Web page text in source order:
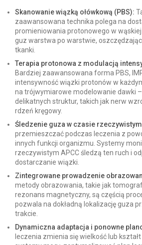
Skanowanie wiązką ołówkową (PBS):
zaawansowana technika polega na
promieniowania protonowego w wąskiej
guz warstwa po warstwie,
tkanki.
Terapia protonowa z modulacją
Bardziej zaawansowana forma PBS,
intensywność wiązki protonów w
na trójwymiarowe modelowanie dawki
delikatnych struktur, takich jak nerw
rdzeń kręgowy.
Śledzenie guza w czasie
przemieszczać podczas leczenia z
innych funkcji organizmu. Systemy
rzeczywistym APCC śledzą ten ruch i
dostarczanie wiązki.
Zintegrowane prowadzenie
metody obrazowania, takie jak
rezonans magnetyczny, są częścią
pozwala na dokładną lokalizację guza
trakcie.
Dynamiczna adaptacja i ponowne
leczenia zmienia się wielkość lub